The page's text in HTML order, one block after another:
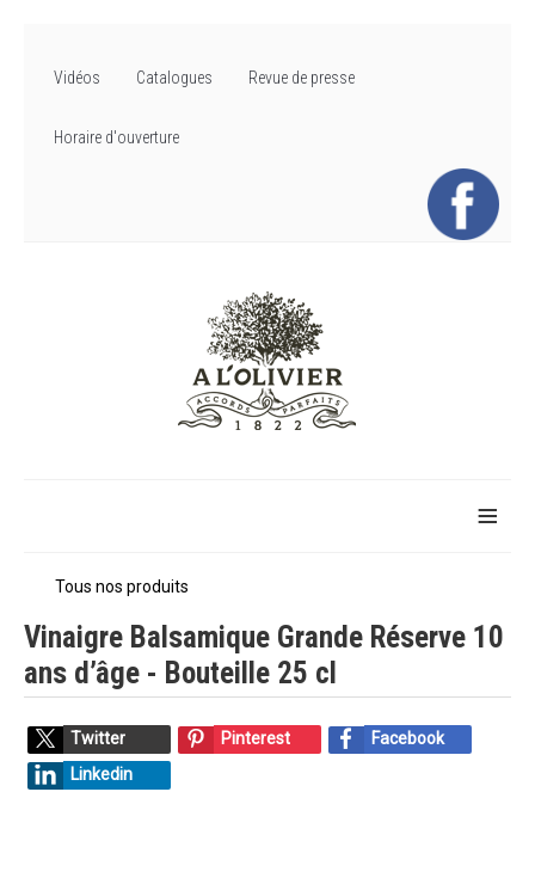
Vidéos Catalogues Revue de presse
Horaire d'ouverture
≡
Tous nos produits
Vinaigre Balsamique Grande Réserve 10
ans d’âge - Bouteille 25 cl
Twitter Pinterest
Facebook
Linkedin